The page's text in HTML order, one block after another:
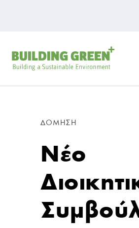
ΔΌΜΗΣΗ
Νέο